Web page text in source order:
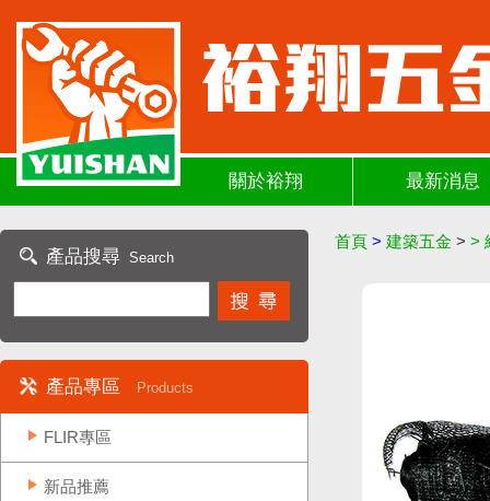
關於裕翔 最新消息
產品搜尋 Search
產品專區 Products
FLIR專區
新品推薦
首頁 > 建築五金 > >